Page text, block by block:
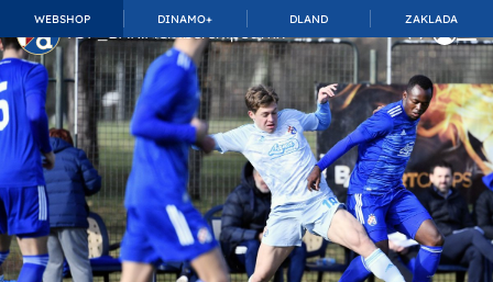
WEBSHOP DINAMO+ DLAND ZAKLADA
TOP_BAR.MembershipSuffix